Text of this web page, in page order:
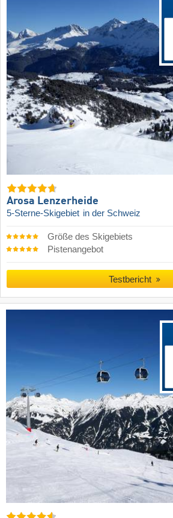
Arosa Lenzerheide
5-Sterne-Skigebiet in der Schweiz
Größe des Skigebiets
Pistenangebot
Testbericht